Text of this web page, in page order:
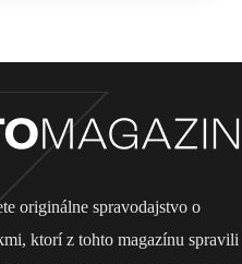
originálne spravodajstvo o
ktorí z tohto magazínu spravili